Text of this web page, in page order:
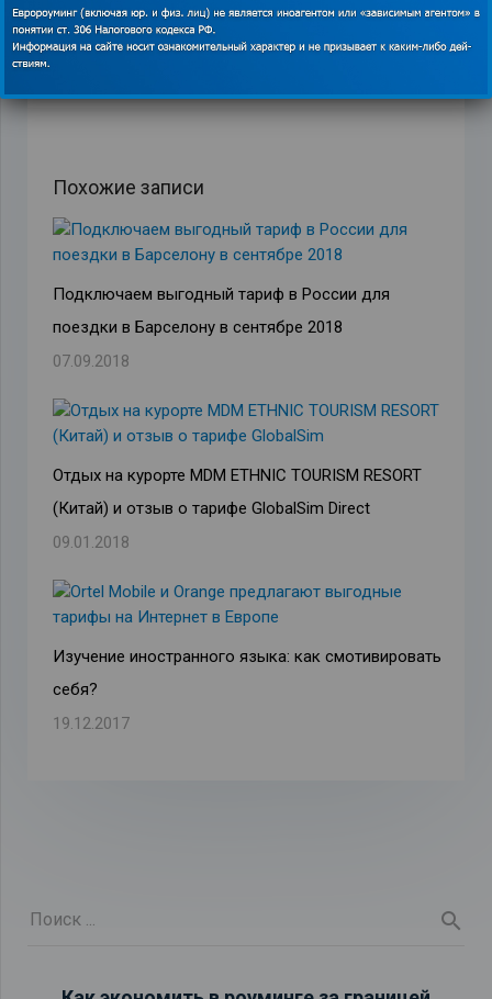
ПРЕДЫДУЩАЯ ЗАПИСЬ СЛЕДУЮЩАЯ ЗАПИСЬ
Похожие записи
Подключаем выгодный тариф в России для
поездки в Барселону в сентябре 2018
07.09.2018
Отдых на курорте MDM ETHNIC TOURISM RESORT
(Китай) и отзыв о тарифе GlobalSim Direct
09.01.2018
Изучение иностранного языка: как смотивировать
себя?
19.12.2017